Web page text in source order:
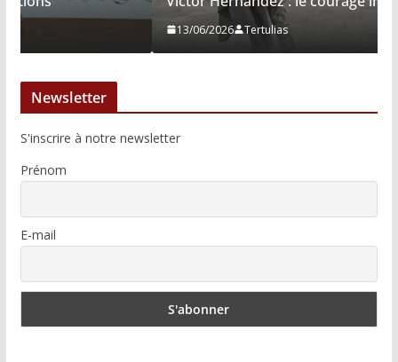
Newsletter
S'inscrire à notre newsletter
Prénom
E-mail